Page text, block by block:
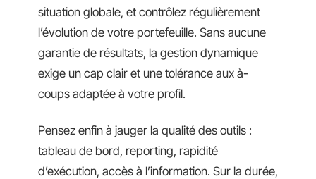
situation globale, et contrôlez régulièrement
l’évolution de votre portefeuille. Sans aucune
garantie de résultats, la gestion dynamique
exige un cap clair et une tolérance aux à-
coups adaptée à votre profil.
Pensez enfin à jauger la qualité des outils :
tableau de bord, reporting, rapidité
d’exécution, accès à l’information. Sur la durée,